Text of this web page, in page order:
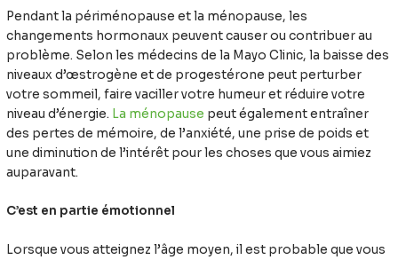
Pendant la périménopause et la ménopause, les
changements hormonaux peuvent causer ou contribuer au
problème. Selon les médecins de la Mayo Clinic, la baisse des
niveaux d’œstrogène et de progestérone peut perturber
votre sommeil, faire vaciller votre humeur et réduire votre
niveau d’énergie. La ménopause peut également entraîner
des pertes de mémoire, de l’anxiété, une prise de poids et
une diminution de l’intérêt pour les choses que vous aimiez
auparavant.
C’est en partie émotionnel
Lorsque vous atteignez l’âge moyen, il est probable que vous